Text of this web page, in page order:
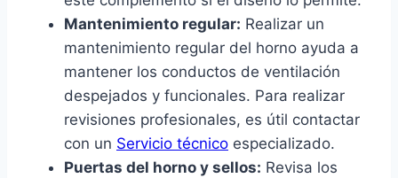
Mantenimiento regular: Realizar un
mantenimiento regular del horno ayuda a
mantener los conductos de ventilación
despejados y funcionales. Para realizar
revisiones profesionales, es útil contactar
con un Servicio técnico especializado.
Puertas del horno y sellos: Revisa los